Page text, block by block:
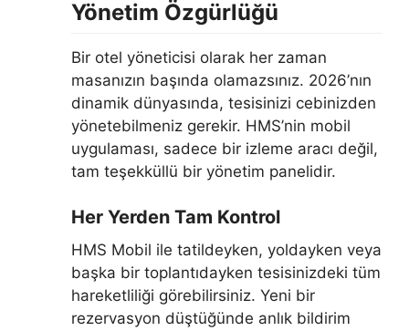
Yönetim Özgürlüğü
Bir otel yöneticisi olarak her zaman
masanızın başında olamazsınız. 2026’nın
dinamik dünyasında, tesisinizi cebinizden
yönetebilmeniz gerekir. HMS’nin mobil
uygulaması, sadece bir izleme aracı değil,
tam teşekküllü bir yönetim panelidir.
Her Yerden Tam Kontrol
HMS Mobil ile tatildeyken, yoldayken veya
başka bir toplantıdayken tesisinizdeki tüm
hareketliliği görebilirsiniz. Yeni bir
rezervasyon düştüğünde anlık bildirim